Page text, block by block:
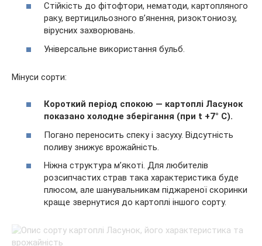
Стійкість до фітофтори, нематоди, картопляного
раку, вертицильозного в’янення, ризоктониозу,
вірусних захворювань.
Універсальне використання бульб.
Мінуси сорти:
Короткий період спокою — картоплі Ласунок
показано холодне зберігання (при t +7° С).
Погано переносить спеку і засуху. Відсутність
поливу знижує врожайність.
Ніжна структура м’якоті. Для любителів
розсипчастих страв така характеристика буде
плюсом, але шанувальникам піджареної скоринки
краще звернутися до картоплі іншого сорту.